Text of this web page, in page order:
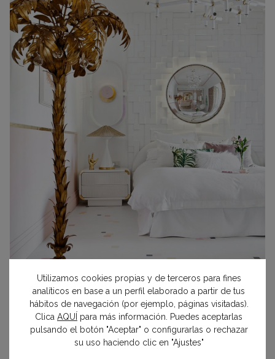
Dormitorio con zona de estar «Wake up in Palm Springs» por
Patricia Bustos de la Torre, en Casa Decor 2017
Dormitorios en suite
Utilizamos cookies propias y de terceros para fines
analíticos en base a un perfil elaborado a partir de tus
hábitos de navegación (por ejemplo, páginas visitadas).
Clica AQUÍ para más información. Puedes aceptarlas
pulsando el botón "Aceptar" o configurarlas o rechazar
su uso haciendo clic en "Ajustes"